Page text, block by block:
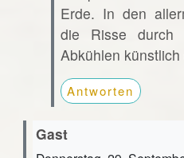
Erde. In den
die Risse durch
Abkühlen
Antworten
Gast